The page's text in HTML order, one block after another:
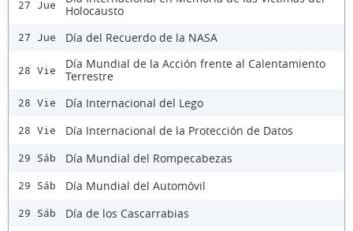
27 Jue
Holocausto
27 Jue Día del Recuerdo de la NASA
28 Vie
Día Mundial de la Acción frente al Calentamiento
Terrestre
28 Vie Día Internacional del Lego
28 Vie Día Internacional de la Protección de Datos
29 Sáb Día Mundial del Rompecabezas
29 Sáb Día Mundial del Automóvil
29 Sáb Día de los Cascarrabias